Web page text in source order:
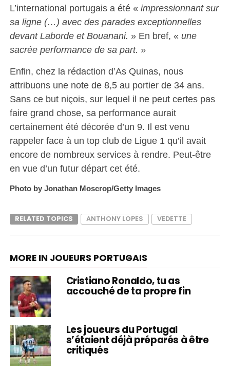
L’international portugais a été « impressionnant sur
sa ligne (…) avec des parades exceptionnelles
devant Laborde et Bouanani. » En bref, « une
sacrée performance de sa part. »
Enfin, chez la rédaction d’As Quinas, nous
attribuons une note de 8,5 au portier de 34 ans.
Sans ce but niçois, sur lequel il ne peut certes pas
faire grand chose, sa performance aurait
certainement été décorée d’un 9. Il est venu
rappeler face à un top club de Ligue 1 qu’il avait
encore de nombreux services à rendre. Peut-être
en vue d’un futur départ cet été.
Photo by Jonathan Moscrop/Getty Images
RELATED TOPICS ANTHONY LOPES VEDETTE
MORE IN JOUEURS PORTUGAIS
Cristiano Ronaldo, tu as
accouché de ta propre fin
Les joueurs du Portugal
s’étaient déjà préparés à être
critiqués